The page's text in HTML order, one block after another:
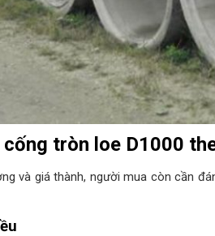
tròn loe D1000
và giá thành, người mua còn cần